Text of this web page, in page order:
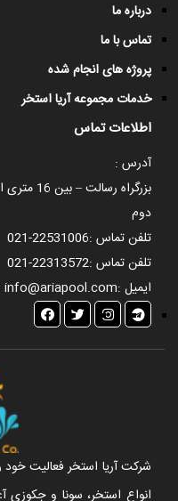
درباره ما
تماس با ما
پروژه های انجام شده
خدمات مجموعه آریا استخر
اطلاعات تماس
آدرس :
دوم
تلفن تماس :021-22531006
تلفن تماس :021-22313572
ایمیل :info@ariapool.com
انواع استخر، سونا و جکوزی